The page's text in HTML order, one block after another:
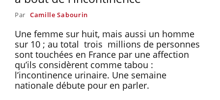
Par Camille Sabourin
Une femme sur huit, mais aussi un homme
sur 10 ; au total trois millions de personnes
sont touchées en France par une affection
qu’ils considèrent comme tabou :
l’incontinence urinaire. Une semaine
nationale débute pour en parler.